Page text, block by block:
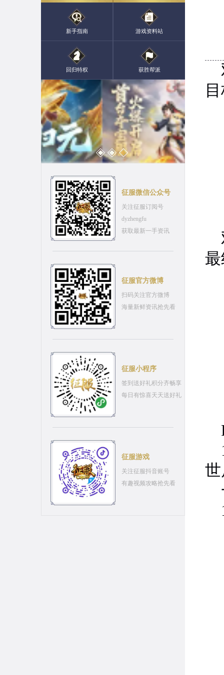
新手指南 游戏资料站
回归特权 获胜帮派
征服微信公众号
关注征服订阅号
dyzhengfu
获取最新一手资讯
征服官方微博
扫码关注官方微博
海量新鲜资讯抢先看
征服小程序
签到送好礼积分齐畅享
每日有惊喜天天送好礼
征服游戏
关注征服抖音账号
有趣视频攻略抢先看